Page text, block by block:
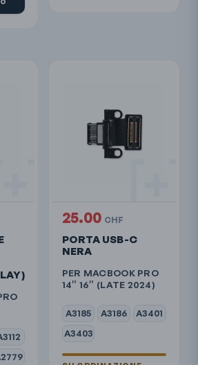
PORTA USB-C
NERA
PER MACBOOK PRO
14″ 16″ (LATE 2024)
A3185 A3186
A3401
A3403
25.00 CHF